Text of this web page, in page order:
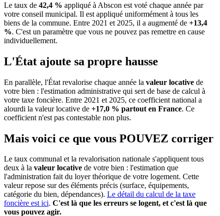
Le taux de 42,4 % appliqué à Abscon est voté chaque année par
votre conseil municipal. Il est appliqué uniformément à tous les
biens de la commune. Entre 2021 et 2025, il a augmenté de +13,4
%. C'est un paramètre que vous ne pouvez pas remettre en cause
individuellement.
L'État ajoute sa propre hausse
En parallèle, l'État revalorise chaque année la valeur locative de
votre bien : l'estimation administrative qui sert de base de calcul à
votre taxe foncière. Entre 2021 et 2025, ce coefficient national a
alourdi la valeur locative de +17,0 % partout en France. Ce
coefficient n'est pas contestable non plus.
Mais voici ce que vous POUVEZ corriger
Le taux communal et la revalorisation nationale s'appliquent tous
deux à la valeur locative de votre bien : l'estimation que
l'administration fait du loyer théorique de votre logement. Cette
valeur repose sur des éléments précis (surface, équipements,
catégorie du bien, dépendances). Le détail du calcul de la taxe
foncière est ici. C'est là que les erreurs se logent, et c'est là que
vous pouvez agir.